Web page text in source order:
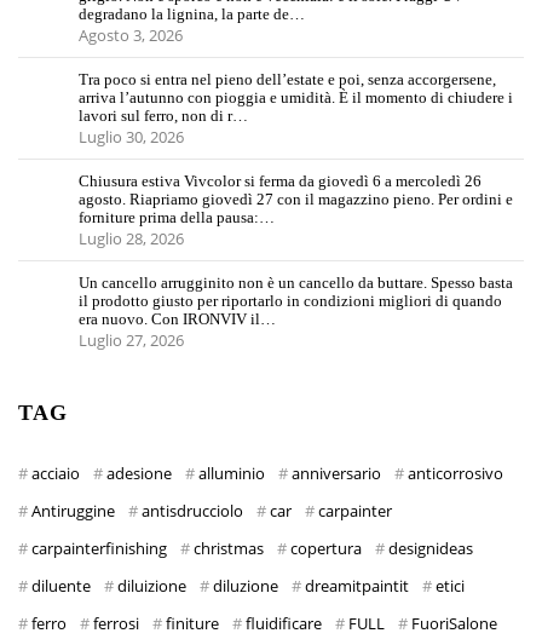
degradano la lignina, la parte de…
Agosto 3, 2026
Tra poco si entra nel pieno dell’estate e poi, senza accorgersene,
arriva l’autunno con pioggia e umidità. È il momento di chiudere i
lavori sul ferro, non di r…
Luglio 30, 2026
Chiusura estiva Vivcolor si ferma da giovedì 6 a mercoledì 26
agosto. Riapriamo giovedì 27 con il magazzino pieno. Per ordini e
forniture prima della pausa:…
Luglio 28, 2026
Un cancello arrugginito non è un cancello da buttare. Spesso basta
il prodotto giusto per riportarlo in condizioni migliori di quando
era nuovo. Con IRONVIV il…
Luglio 27, 2026
TAG
acciaio adesione alluminio anniversario
anticorrosivo
Antiruggine
antisdrucciolo car
carpainter
carpainterfinishing
christmas copertura
designideas
diluente
diluizione diluzione dreamitpaintit
etici
ferro
ferrosi finiture fluidificare FULL
FuoriSalone